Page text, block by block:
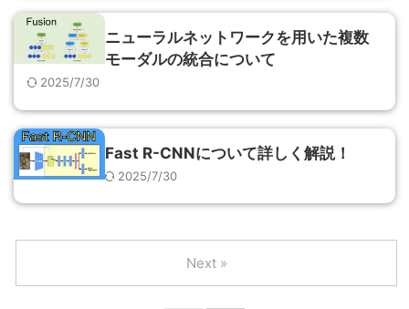
ニューラルネットワークを用いた複数
モーダルの統合について
2025/7/30
Fast R-CNNについて詳しく解説！
2025/7/30
Next »